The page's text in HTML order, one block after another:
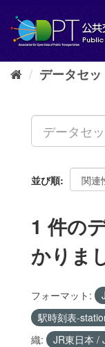
し
データセッ
並び順
1 件の
かりま
フォーマット:
駅時刻表-
織:
JR東日本 /